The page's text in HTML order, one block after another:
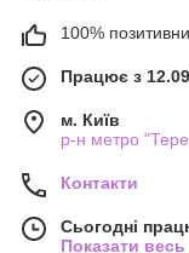
100%
Працює з
м. Київ
р-н метро
Контакти
Сьогодні
Показати